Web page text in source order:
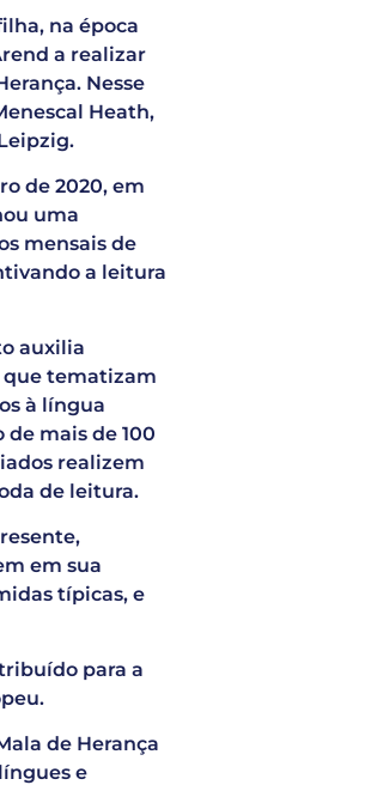
na época
a realizar
Nesse
Heath,
de 2020, em
uma
mensais de
a leitura
auxilia
que tematizam
à língua
mais de 100
realizem
de leitura.
em sua
típicas, e
para a
de Herança
e